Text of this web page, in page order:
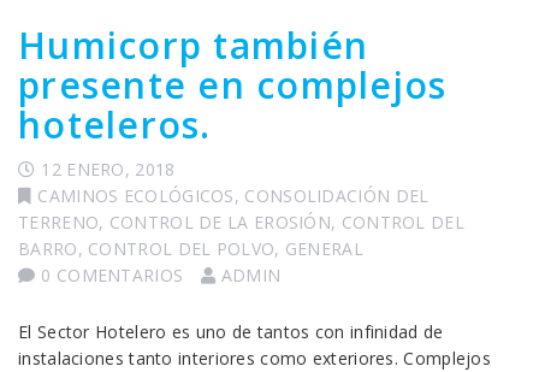
Humicorp también
presente en complejos
hoteleros.
12 ENERO, 2018
CAMINOS ECOLÓGICOS, CONSOLIDACIÓN DEL
TERRENO, CONTROL DE LA EROSIÓN, CONTROL DEL
BARRO, CONTROL DEL POLVO, GENERAL
0 COMENTARIOS
ADMIN
El Sector Hotelero es uno de tantos con infinidad de
instalaciones tanto interiores como exteriores. Complejos